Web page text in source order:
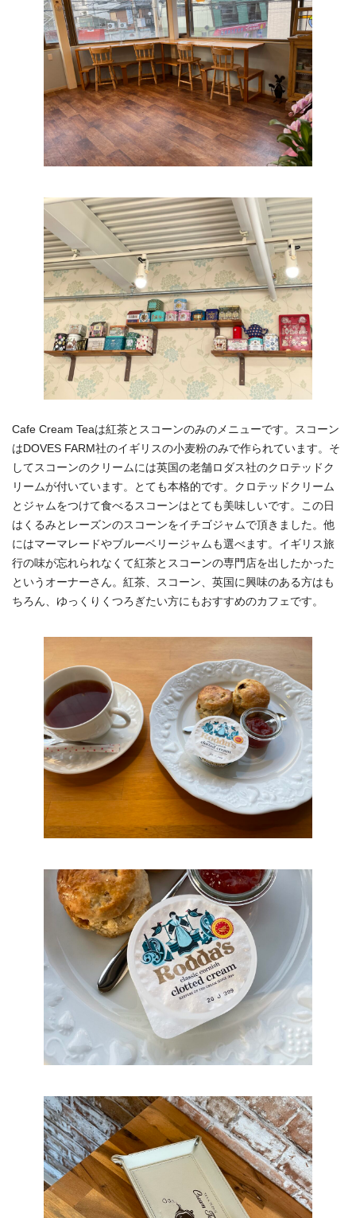
Cafe Cream Teaは紅茶とスコーンのみのメニューです。スコーン
はDOVES FARM社のイギリスの小麦粉のみで作られています。そ
してスコーンのクリームには英国の老舗ロダス社のクロテッドク
リームが付いています。とても本格的です。クロテッドクリーム
とジャムをつけて食べるスコーンはとても美味しいです。この日
はくるみとレーズンのスコーンをイチゴジャムで頂きました。他
にはマーマレードやブルーベリージャムも選べます。イギリス旅
行の味が忘れられなくて紅茶とスコーンの専門店を出したかった
というオーナーさん。紅茶、スコーン、英国に興味のある方はも
ちろん、ゆっくりくつろぎたい方にもおすすめのカフェです。